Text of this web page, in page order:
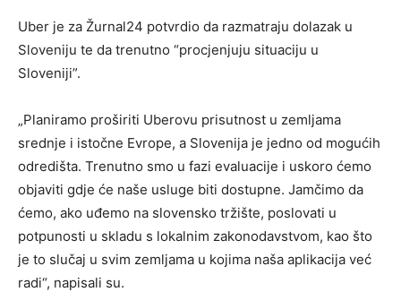
Uber je za Žurnal24 potvrdio da razmatraju dolazak u
Sloveniju te da trenutno “procjenjuju situaciju u
Sloveniji”.
„Planiramo proširiti Uberovu prisutnost u zemljama
srednje i istočne Evrope, a Slovenija je jedno od mogućih
odredišta. Trenutno smo u fazi evaluacije i uskoro ćemo
objaviti gdje će naše usluge biti dostupne. Jamčimo da
ćemo, ako uđemo na slovensko tržište, poslovati u
potpunosti u skladu s lokalnim zakonodavstvom, kao što
je to slučaj u svim zemljama u kojima naša aplikacija već
radi“, napisali su.